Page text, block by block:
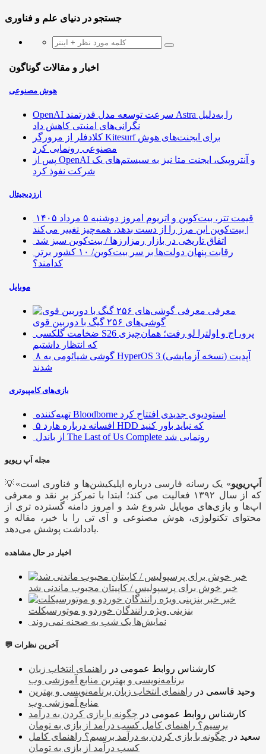
جستجو در دنیای علم و فناوری
اخبار و مقالات گوناگون
هوش مصنوعی
OpenAI سرعت توسعه مدل قدرتمند Astra را به‌دلیل
نگرانی‌های امنیتی کاهش داد
کلادفلر از مرورگر Kitesurf برای ایجنت‌های هوش
مصنوعی رونمایی کرد
پس از OpenAI و آنتروپیک، ایجنت متا نیز به سیستم‌های یک
شرکت نفوذ کرد
ارزدیجیتال
قیمت تتر، بیت‌کوین و اتریوم امروز دوشنبه ۵ مرداد ۱۴۰۵
| بیت‌کوین این مرز را از دست بدهد، همه‌چیز تغییر می‌کند
اتفاق تاریخی در بازار رمزارزها / بیت‌کوین سبز شد
رقابت پنهان دولت‌ها بر سر بیت‌کوین/ ۱۰ کشور برتر
کدامند؟
موبایل
معرفی
گوشی‌های ۲۵۶ گیگ با دوربین قوی
ضخامت گلکسی S26 پرو، اج و اولترا لو رفت؛ همان‌چیزی
که انتظار داشتیم
۸ گوشی شیائومی به HyperOS 3 (نسخه آزمایشی) آپدیت
شدند
بازی‌های کامپیوتری
تهیه‌کننده Bloodborne استودیوی جدیدی افتتاح کرد
۵ افسانه درباره هارد HDD که نباید باور کنید
از باندل The Last of Us Complete رونمایی شد
مجله اَپ ریویو
💡« اَپ‌ریویو» یک رسانه فارسی درباره اپلیکیشن‌ها و فناوری است
که از سال ۱۳۹۲ فعالیت می کند؛ ابتدا با تمرکز بر نقد و معرفی
اپ‌ها و بازی‌های موبایل شروع شد و امروز دامنه گسترده تری از
محتوای تکنولوژی، هوش مصنوعی و آی تی را با خبر، مقاله و
یادداشت پوشش می‌دهد.
اخبار در حال مشاهده
خبر خوش برای پرسپولیس / کاپیتان محبوب ماندنی شد
خبر
بنزینی ویژه رانندگان خوردو و موتورسیکلت
نمایش‌ها یک شب به صحنه نمی‌روند
💬 آخرین نظرات
کارشناس روابط عمومی در راهنمای انتخاب زبان
برنامه‌نویسی و بهترین منابع آموزشی وب
وحید قاسمی در راهنمای انتخاب زبان برنامه‌نویسی و بهترین
منابع آموزشی وب
کارشناس روابط عمومی در چگونه با بازی کردن به درآمد
برسیم؟ راهنمای کامل کسب درآمد از بازی به تومان
سعید در چگونه با بازی کردن به درآمد برسیم؟ راهنمای کامل
کسب درآمد از بازی به تومان